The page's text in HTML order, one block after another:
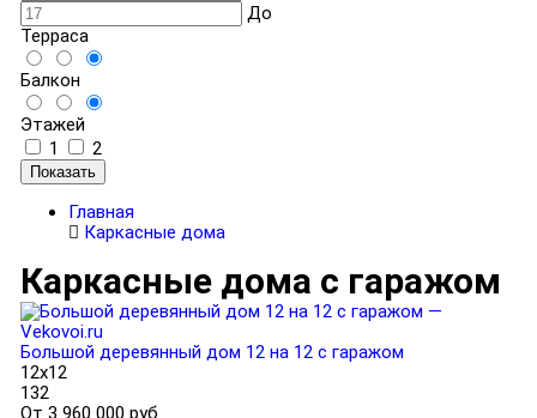
До
Терраса
Балкон
Этажей
1
2
Показать
Главная
Каркасные дома
Каркасные дома с гаражом
Большой деревянный дом 12 на 12 с гаражом
12x12
132
От 3 960 000 руб